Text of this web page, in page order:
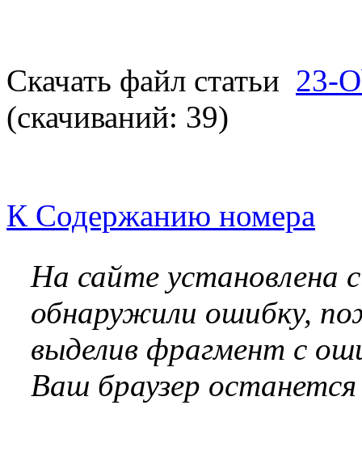
Скачать файл статьи 23-
(cкачиваний: 39)
К Содержанию номера
На сайте установлена
обнаружили ошибку,
выделив фрагмент с
Ваш браузер